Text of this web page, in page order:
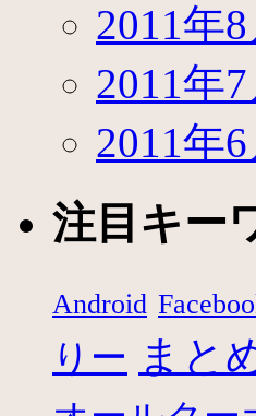
2011年8
2011年7
2011年6
注目キー
Android
りー まと